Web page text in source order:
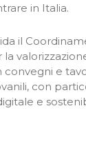
in Italia.
il
la
convegni e
con
e